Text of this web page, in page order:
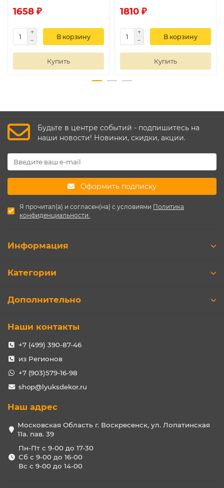
1658 ₽
В корзину
Купить
1810 ₽
В корзину
Купить
Будьте в центре событий - подпишитесь на
наши новости! Новинки, скидки, акции.
Оформить подписку
Я прочитал(а) и согласен(на) с условиями Политика
конфиденциальности.
Информация
Категории
Дополнительно
Наши контакты
+7 (499) 390-87-46
из Регионов
+7 (903)579-16-98
shop@lyuksdekor.ru
Наш адрес
Московская Область г. Воскресенск, ул. Лопатинская
11а. пав. 39
Пн-Пт с 9-00 до 17-30
Сб с 9-00 до 16-00
Вс с 9-00 до 14-00